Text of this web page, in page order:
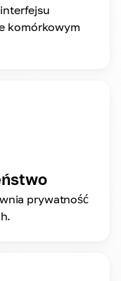
komórkowym
prywatność